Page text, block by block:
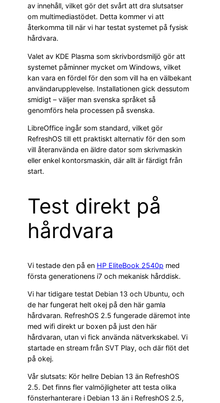
av innehåll, vilket gör det svårt att dra slutsatser
om multimediastödet. Detta kommer vi att
återkomma till när vi har testat systemet på fysisk
hårdvara.
Valet av KDE Plasma som skrivbordsmiljö gör att
systemet påminner mycket om Windows, vilket
kan vara en fördel för den som vill ha en välbekant
användarupplevelse. Installationen gick dessutom
smidigt – väljer man svenska språket så
genomförs hela processen på svenska.
LibreOffice ingår som standard, vilket gör
RefreshOS till ett praktiskt alternativ för den som
vill återanvända en äldre dator som skrivmaskin
eller enkel kontorsmaskin, där allt är färdigt från
start.
Test direkt på
hårdvara
Vi testade den på en HP EliteBook 2540p med
första generationens i7 och mekanisk hårddisk.
Vi har tidigare testat Debian 13 och Ubuntu, och
de har fungerat helt okej på den här gamla
hårdvaran. RefreshOS 2.5 fungerade däremot inte
med wifi direkt ur boxen på just den här
hårdvaran, utan vi fick använda nätverkskabel. Vi
startade en stream från SVT Play, och där flöt det
på okej.
Vår slutsats: Kör hellre Debian 13 än RefreshOS
2.5. Det finns fler valmöjligheter att testa olika
fönsterhanterare i Debian 13 än i RefreshOS 2.5,